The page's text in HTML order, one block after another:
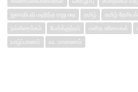
ஜனாதிபதி மஹிந்த ராஜபக்ஷ
தமிழ் தமிழ் தேசியக்
நல்லிணக்கம்
போர்க்குற்றம் மனித உரிமைகள்
யாழ்ப்பாணம்
வட மாகாணம்